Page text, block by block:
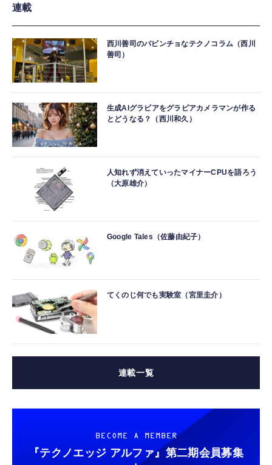
連載
西川善司のバビンチョなテクノコラム（西川
善司）
生成AIグラビアをグラビアカメラマンが作る
とどうなる？（西川和久）
人知れず消えていったマイナーCPUを語ろう
（大原雄介）
Google Tales（佐藤由紀子）
てくのじ何でも実験室（宮里圭介）
連載一覧
BECOME A MEMBER
『テクノエッジ アルファ』 第二期会員募集